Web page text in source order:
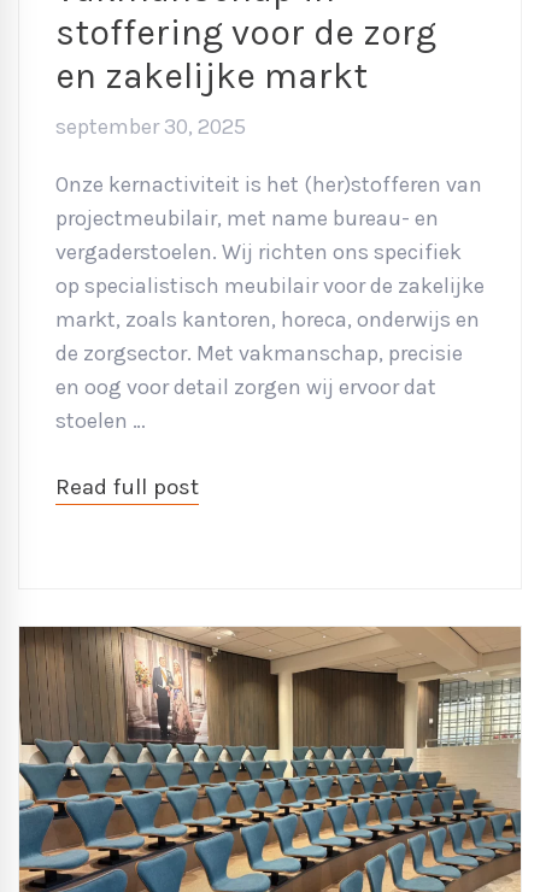
stoffering voor de zorg
en zakelijke markt
september 30, 2025
Onze kernactiviteit is het (her)stofferen van
projectmeubilair, met name bureau- en
vergaderstoelen. Wij richten ons specifiek
op specialistisch meubilair voor de zakelijke
markt, zoals kantoren, horeca, onderwijs en
de zorgsector. Met vakmanschap, precisie
en oog voor detail zorgen wij ervoor dat
stoelen …
Read full post